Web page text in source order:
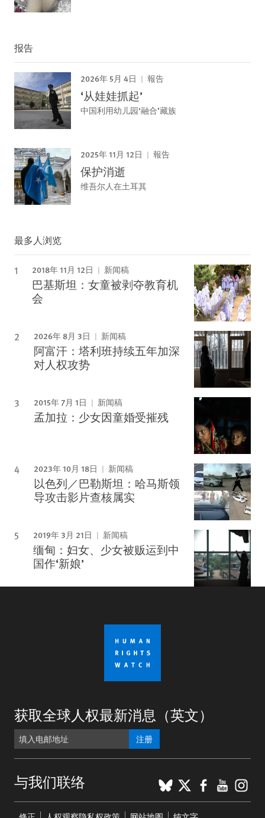
报告
2026年 5月 4日 報告
‘从娃娃抓起’
中国利用幼儿园‘融合’藏族
2025年 11月 12日 報告
保护消逝
维吾尔人在土耳其
最多人浏览
2018年 11月 12日 新闻稿
巴基斯坦：女童被剥夺教育机
会
2026年 8月 3日 新闻稿
阿富汗：塔利班持续五年加深
对人权攻势
2015年 7月 1日 新闻稿
孟加拉：少女因童婚受摧残
2023年 10月 18日 新闻稿
以色列／巴勒斯坦：哈马斯领
导攻击影片查核属实
2019年 3月 21日 新闻稿
缅甸：妇女、少女被贩运到中
国作‘新娘’
获取全球人权最新消息（英文）
注册
与我们联络 BlueSky
X